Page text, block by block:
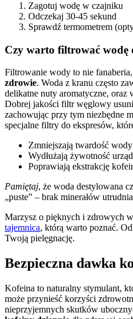
Zagotuj wodę w czajniku
Odczekaj 30-45 sekund
Sprawdź termometrem
Czy warto filtrować wodę
Filtrowanie wody to nie
zdrowie. Woda z kranu często
delikatne nuty aromatyczne, oraz
Dobrej jakości filtr węglowy
zachowując przy tym niezbędne
specjalne filtry do ekspresów,
Zmniejszają twardość
Wydłużają żywotność
Poprawiają ekstrakcję
Pamiętaj, że woda destylowana
„puste” – brak minerałów
Marzysz o pięknych i zdrowych
tajemnica, którą warto poznać.
Twoją pielęgnację.
Bezpieczna dawka
Kofeina to naturalny stymulant,
może przynieść korzyści
nieprzyjemnych skutków